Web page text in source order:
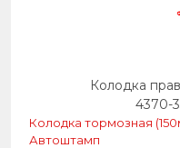
Колодка
4370-
Колодка тормозная
Автоштамп